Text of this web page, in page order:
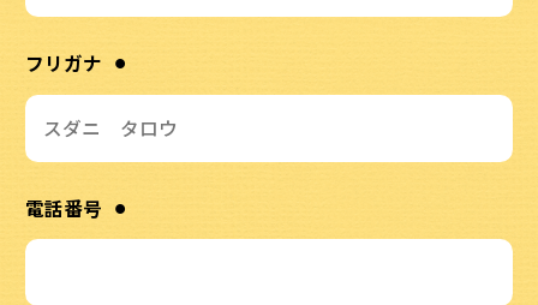
フリガナ ⚫︎
電話番号 ⚫︎